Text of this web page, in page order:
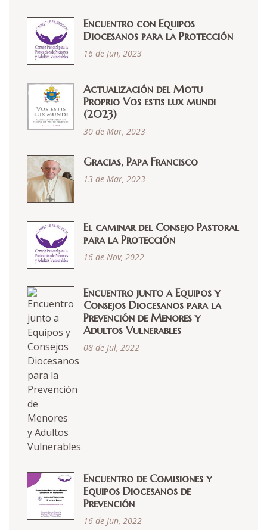
Encuentro con Equipos
Diocesanos para la Protección
16 de Jun, 2023
Actualización del Motu
Proprio Vos estis lux mundi
(2023)
30 de Mar, 2023
Gracias, Papa Francisco
13 de Mar, 2023
El caminar del Consejo Pastoral
para la Protección
16 de Nov, 2022
Encuentro junto a Equipos y
Consejos Diocesanos para la
Prevención de Menores y
Adultos Vulnerables
08 de Jul, 2022
Encuentro de Comisiones y
Equipos Diocesanos de
Prevención
16 de Jun, 2022